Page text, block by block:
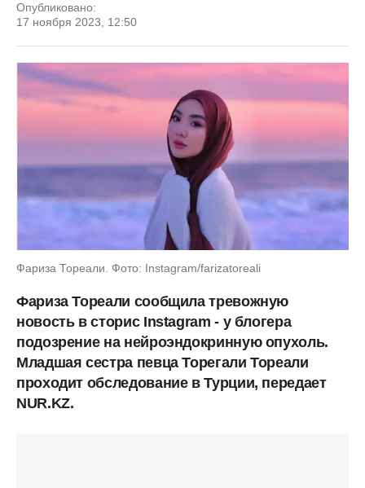
Опубликовано:
17 ноября 2023, 12:50
Фариза Тореали. Фото: Instagram/farizatoreali
Фариза Тореали сообщила тревожную
новость в сторис Instagram - у блогера
подозрение на нейроэндокринную опухоль.
Младшая сестра певца Торегали Тореали
проходит обследование в Турции, передает
NUR.KZ.